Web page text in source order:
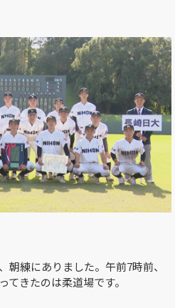
朝練にありました。午前7時前、
てきたのは柔道場です。